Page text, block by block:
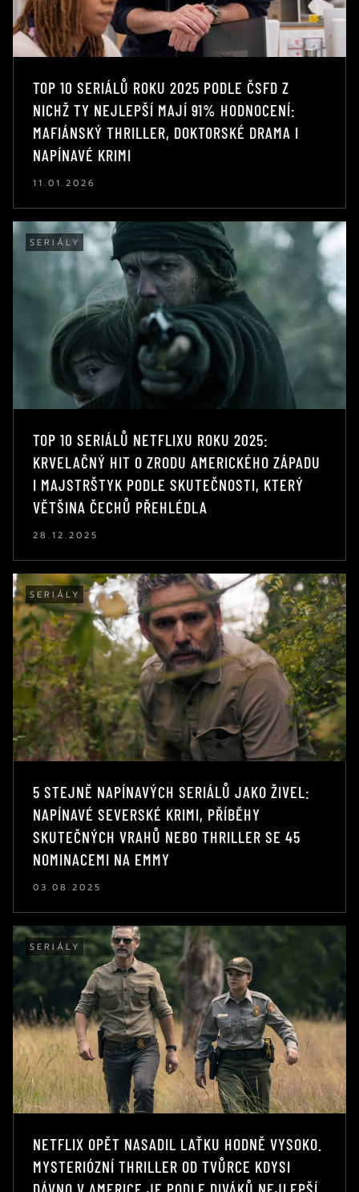
TOP 10 SERIÁLŮ ROKU 2025 PODLE ČSFD Z
NICHŽ TY NEJLEPŠÍ MAJÍ 91% HODNOCENÍ:
MAFIÁNSKÝ THRILLER, DOKTORSKÉ DRAMA I
NAPÍNAVÉ KRIMI
11.01.2026
SERIÁLY
TOP 10 SERIÁLŮ NETFLIXU ROKU 2025:
KRVELAČNÝ HIT O ZRODU AMERICKÉHO ZÁPADU
I MAJSTRŠTYK PODLE SKUTEČNOSTI, KTERÝ
VĚTŠINA ČECHŮ PŘEHLÉDLA
28.12.2025
SERIÁLY
5 STEJNĚ NAPÍNAVÝCH SERIÁLŮ JAKO ŽIVEL:
NAPÍNAVÉ SEVERSKÉ KRIMI, PŘÍBĚHY
SKUTEČNÝCH VRAHŮ NEBO THRILLER SE 45
NOMINACEMI NA EMMY
03.08.2025
SERIÁLY
NETFLIX OPĚT NASADIL LAŤKU HODNĚ VYSOKO.
MYSTERIÓZNÍ THRILLER OD TVŮRCE KDYSI